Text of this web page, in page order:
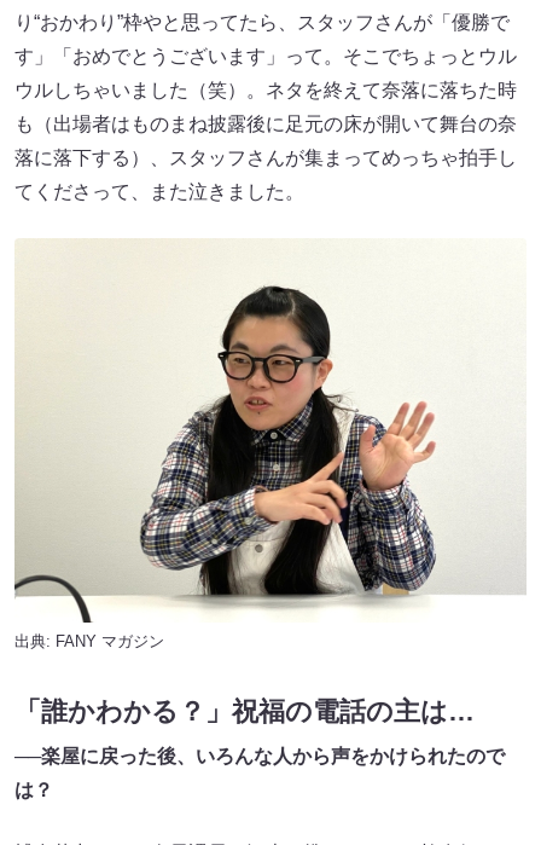
り“おかわり”枠やと思ってたら、スタッフさんが「優勝で
す」「おめでとうございます」って。そこでちょっとウル
ウルしちゃいました（笑）。ネタを終えて奈落に落ちた時
も（出場者はものまね披露後に足元の床が開いて舞台の奈
落に落下する）、スタッフさんが集まってめっちゃ拍手し
てくださって、また泣きました。
出典: FANY マガジン
「誰かわかる？」祝福の電話の主は…
──楽屋に戻った後、いろんな人から声をかけられたので
は？